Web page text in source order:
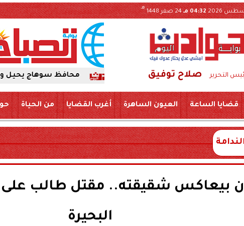
04:32 مـ 24 صفر 1448
هـ
التحرير صلاح توفيق محافظ سوهاج يحيل واقعة ردم نهر
قضايا الساعة العيون الساهرة أغرب القضايا من الحياة
بيعاكس شقيقته.. مقتل طالب على
البحيرة